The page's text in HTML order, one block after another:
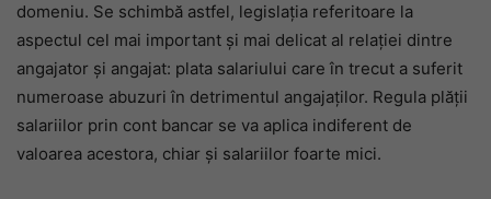
domeniu. Se schimbă astfel, legislația referitoare la
aspectul cel mai important și mai delicat al relației dintre
angajator și angajat: plata salariului care în trecut a suferit
numeroase abuzuri în detrimentul angajaților. Regula plății
salariilor prin cont bancar se va aplica indiferent de
valoarea acestora, chiar și salariilor foarte mici.